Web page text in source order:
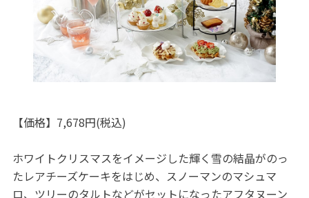
【価格】7,678円(税込)
ホワイトクリスマスをイメージした輝く雪の結晶がのっ
たレアチーズケーキをはじめ、スノーマンのマシュマ
ロ、ツリーのタルトなどがセットになったアフタヌーン